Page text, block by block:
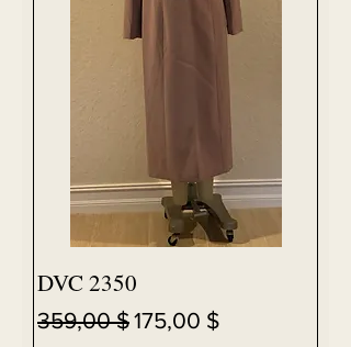
DVC 2350
Κανονική τιμή
359,00 $Τιμή Έκπτωσης
175,00 $